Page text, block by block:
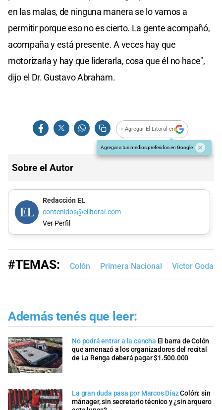
en las malas, de ninguna manera se lo vamos a
permitir porque eso no es cierto. La gente acompañó,
acompaña y está presente. A veces hay que
motorizarla y hay que liderarla, cosa que él no hace",
dijo el Dr. Gustavo Abraham.
+ Agregar El Litoral en
Agregar a tus medios preferidos en Google
Sobre el Autor
Redacción EL
contenidos@ellitoral.com
Ver Perfil
#TEMAS: Colón Primera Nacional Víctor Godano
Además tenés que leer:
No podrá entrar a la cancha El barra de Colón
que amenazó a los organizadores del recital
de La Renga deberá pagar $1.500.000
La gran duda pasa por Marcos DíazColón: sin
mánager, sin secretario técnico y ¿sin arquero